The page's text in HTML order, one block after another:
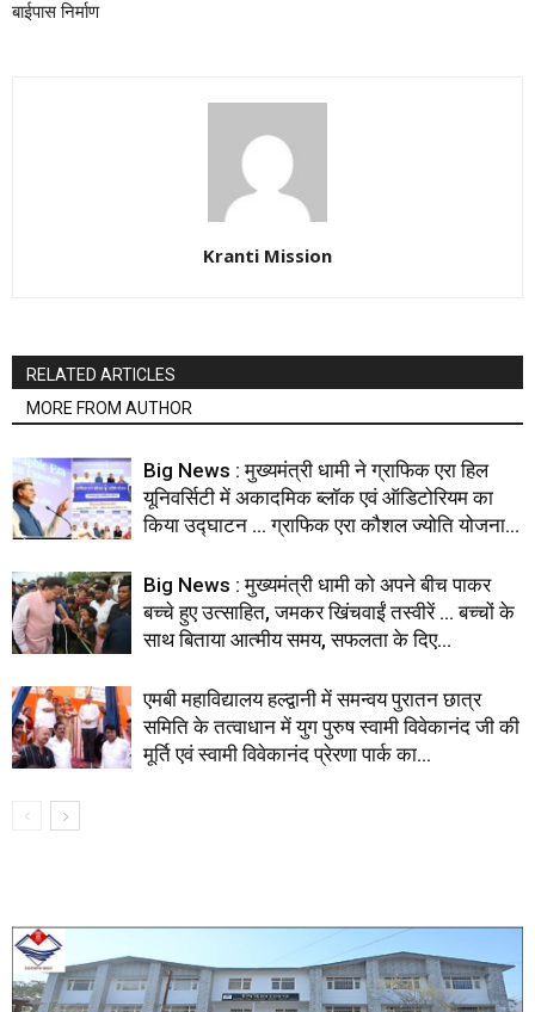
बाईपास निर्माण
Kranti Mission
RELATED ARTICLES
MORE FROM AUTHOR
Big News : मुख्यमंत्री धामी ने ग्राफिक एरा हिल
यूनिवर्सिटी में अकादमिक ब्लॉक एवं ऑडिटोरियम का
किया उद्घाटन … ग्राफिक एरा कौशल ज्योति योजना...
Big News : मुख्यमंत्री धामी को अपने बीच पाकर
बच्चे हुए उत्साहित, जमकर खिंचवाईं तस्वीरें … बच्चों के
साथ बिताया आत्मीय समय, सफलता के दिए...
एमबी महाविद्यालय हल्द्वानी में समन्वय पुरातन छात्र
समिति के तत्वाधान में युग पुरुष स्वामी विवेकानंद जी की
मूर्ति एवं स्वामी विवेकानंद प्रेरणा पार्क का...